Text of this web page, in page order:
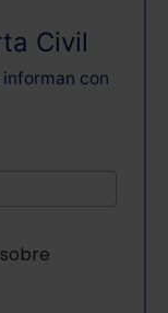
Civil
con